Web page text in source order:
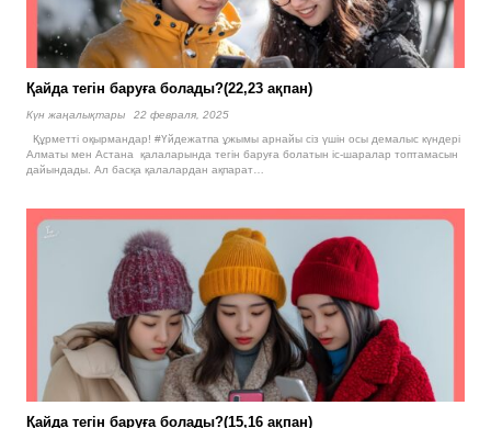
Қайда тегін баруға болады?(22,23 ақпан)
Күн жаңалықтары
22 февраля, 2025
Құрметті оқырмандар! #Үйдежатпа ұжымы арнайы сіз үшін осы демалыс күндері
Алматы мен Астана қалаларында тегін баруға болатын іс-шаралар топтамасын
дайындады. Ал басқа қалалардан ақпарат…
Қайда тегін баруға болады?(15,16 ақпан)